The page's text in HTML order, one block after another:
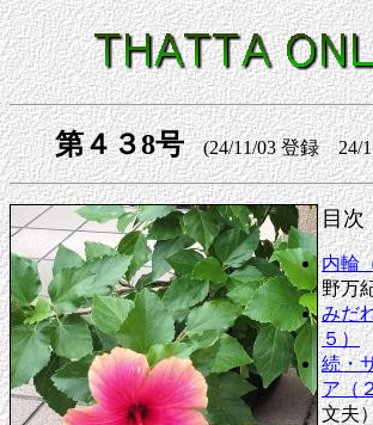
第４３8号(24/11/03 登録 24/
目次
内輪
野万
みだ
５）
続・
ア（
文夫